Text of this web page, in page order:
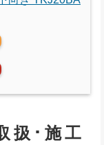
扱･施工